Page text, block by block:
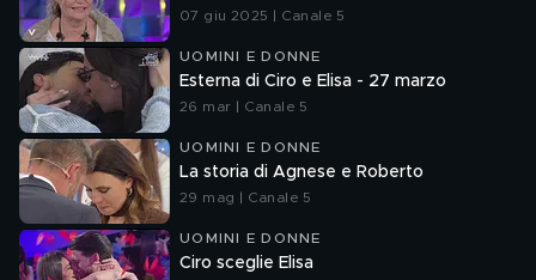
07 giu 2025 | Canale 5
UOMINI E DONNE
Esterna di Ciro e Elisa - 27 marzo
26 mar | Canale 5
UOMINI E DONNE
La storia di Agnese e Roberto
29 mag | Canale 5
UOMINI E DONNE
Ciro sceglie Elisa